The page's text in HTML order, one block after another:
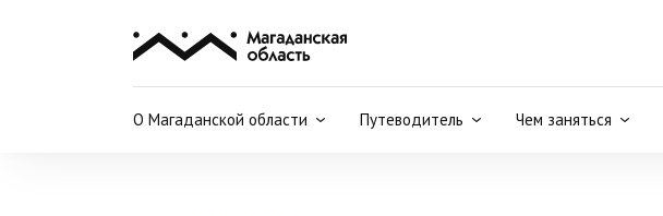
О Магаданской области Путеводитель Чем заняться